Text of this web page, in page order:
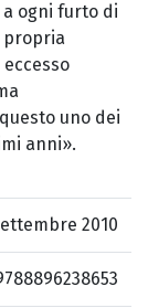
a ogni furto di
propria
uno dei
anni».
2010